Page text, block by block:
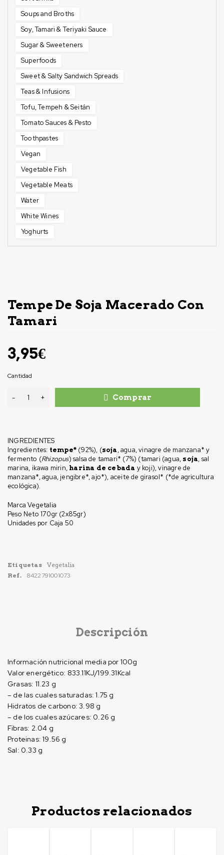
Soups and Broths
Soy, Tamari & Teriyaki Sauce
Sugar & Sweeteners
Superfoods
Sweet & Salty Sandwich Spreads
Teas & Infusions
Tofu, Tempeh & Seitán
Tomato Sauces & Pesto
Toothpastes
Vegan
Vegetable Fish
Vegetable Meats
Water
White Wines
Yoghurts
Tempe De Soja Macerado Con
Tamari
INGREDIENTES
Ingredientes: tempe* (92%), (soja , agua, vinagre de manzana* y
fermento (Rhizopus) salsa de tamari* (7%) (tamari (agua, soja, sal
marina, ikawa mirin, harina de cebada y koji), vinagre de
manzana*, agua, jengibre*, ajo*), aceite de girasol* (*de agricultura
ecológica).
Marca Vegetalia
Peso Neto 170gr (2x85gr)
Unidades por Caja 50
3,95€
Cantidad
Comprar
Etiquetas
Vegetalia
Ref.
8422791001073
Descripción
Información nutricional media por 100g
Valor energético: 833.11KJ/199.31Kcal
Grasas: 11.23 g
– de las cuales saturadas: 1.75 g
Hidratos de carbono: 3.98 g
– de los cuales azúcares: 0.26 g
Fibras: 2.04 g
Proteinas: 19.56 g
Sal: 0.33 g
Productos relacionados